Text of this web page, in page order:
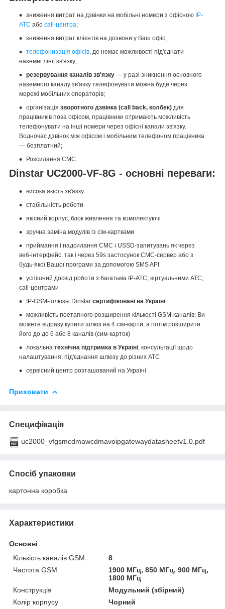
зниження витрат на дзвінки на мобільні номери з офісною IP-
АТС або call-центра;
зниження витрат клієнтів на дозвони у Ваш офіс;
телефонизація офісів, де немає можливості під'єднати
наземні лінії зв'язку;
резервування каналів зв'язку ― у разі зникнення основного
наземного каналу зв'язку телефонувати можна буде через
мережі мобільних операторів;
організація зворотного дзвінка (call back, колбек) для
працівників поза офісом, працівники отримають можливість
телефонувати на інші номери через офісні канали зв'язку.
Водночас дзвінок між офісом і мобільним телефоном працівника
— безплатний;
Розсилання СМС.
Dinstar UC2000-VF-8G - основні переваги:
висока якість зв'язку
стабільність роботи
якісний корпус, блок живлення та комплектуючі
зручна заміна модулів із сім-картками
приймання і надсилання СМС і USSD-запитувань як через
веб-інтерфейс, так і через 59s застосунок СМС-сервер або з
будь-якої Вашої програми за допомогою SMS API
успішний досвід роботи з багатьма IP-АТС, віртуальними АТС,
call-центрами
IP-GSM-шлюзы Dinstar сертифіковані на Україні
можливість поетапного розширення кількості GSM-каналів: Ви
можете відразу купити шлюз на 4 сім-карти, а потім розширити
його до до 6 або 8 каналів (сим-карток)
локальна технічна підтримка в Україні, консультації щодо
налаштування, під'єднання шлюзу до різних АТС
сервісний центр розташований на Україні
Приховати
Специфікація
uc2000_vfgsmcdmawcdmavoipgatewaydatasheetv1.0.pdf
Спосіб упаковки
картонна коробка
Характеристики
Основні
Кількість каналів GSM
8
Частота GSM
1900 МГц, 850 МГц, 900 МГц,
1800 МГц
Конструкція
Модульний (збірний)
Колір корпусу
Чорний